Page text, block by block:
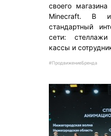
своего
Minecraft. В
стандартный
сети:
кассы и
#ПродвижениеБренда